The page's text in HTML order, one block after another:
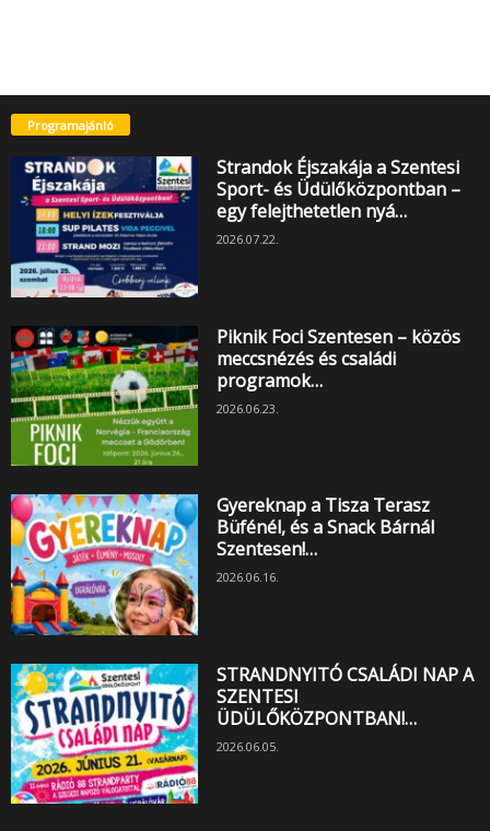
Programajánló
Strandok Éjszakája a Szentesi
Sport- és Üdülőközpontban –
egy felejthetetlen nyá…
2026.07.22.
Piknik Foci Szentesen – közös
meccsnézés és családi
programok…
2026.06.23.
Gyereknap a Tisza Terasz
Büfénél, és a Snack Bárnál
Szentesen!…
2026.06.16.
STRANDNYITÓ CSALÁDI NAP A
SZENTESI
ÜDÜLŐKÖZPONTBAN!…
2026.06.05.